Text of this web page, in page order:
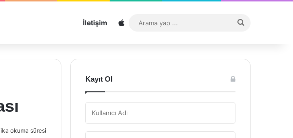
İletişim Sitemap
...
okuma süresi
Kayıt Ol